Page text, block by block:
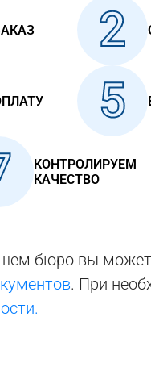
2
5
КОНТРОЛИРУЕМ
КАЧЕСТВО
бюро вы
. При